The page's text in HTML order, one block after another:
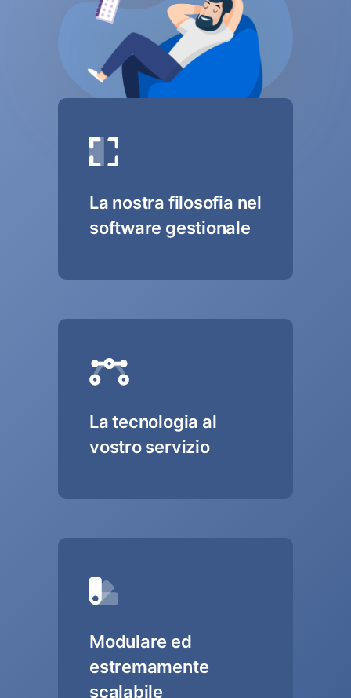
La nostra filosofia nel
software gestionale
La tecnologia al
vostro servizio
Modulare ed
estremamente
scalabile